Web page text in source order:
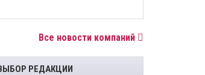
Все новости компаний
РЕДАКЦИИ